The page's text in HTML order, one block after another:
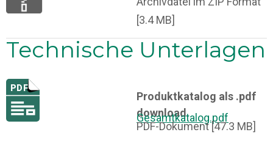
[3.4 MB]
Technische Unterlagen
Produktkatalog als .pdf
download
Gesamtkatalog.pdf
PDF-Dokument [47.3 MB]